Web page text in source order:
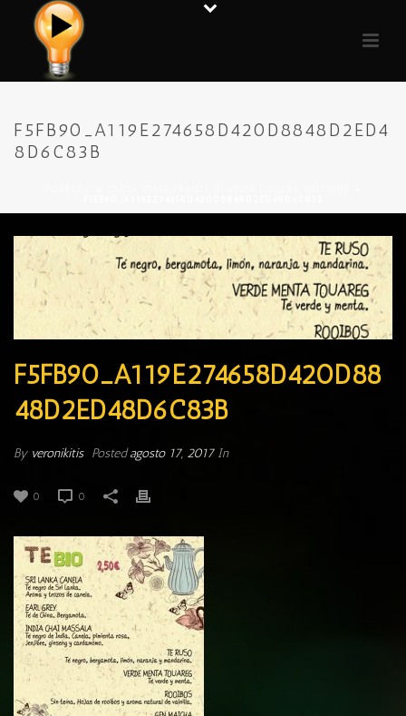
F5FB90_A119E274658D420D8848D2ED4
8D6C83B
F5FB90_A119E274658D420D88
48D2ED48D6C83B
By veronikitis Postedagosto 17, 2017In
0 0